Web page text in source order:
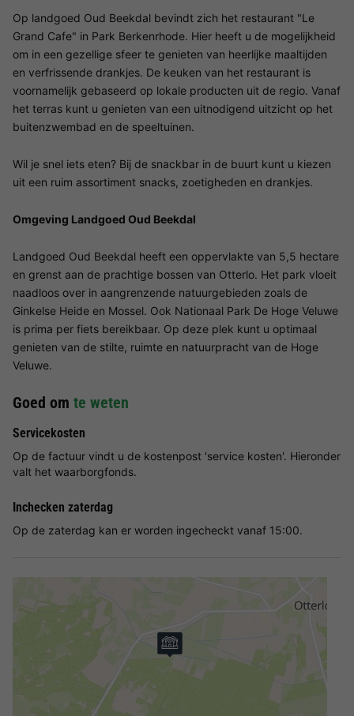
Op landgoed Oud Beekdal bevindt zich het restaurant "Le
Grand Cafe" in Park Berkenrhode. Hier heeft u de mogelijkheid
om in een gezellige sfeer te genieten van heerlijke maaltijden
en verfrissende drankjes. De keuken van het restaurant is
voornamelijk gebaseerd op lokale producten uit de regio. Vanaf
het terras kunt u genieten van een uitnodigend uitzicht op het
buitenzwembad en de speeltuinen.
Wil je snel iets eten? Bij de snackbar in de buurt kunt u kiezen
uit een ruim assortiment snacks, zoetigheden en drankjes.
Omgeving Landgoed Oud Beekdal
Landgoed Oud Beekdal heeft een oppervlakte van 5,5 hectare
en grenst aan de prachtige bossen van Otterlo. Het park vloeit
naadloos over in aangrenzende natuurgebieden zoals de
Ginkelse Heide en Mossel. Ook Nationaal Park De Hoge Veluwe
is prima per fiets bereikbaar. Op deze plek kunt u optimaal
genieten van de stilte, ruimte en natuurpracht van de Hoge
Veluwe.
Goed om te weten
Servicekosten
Op de factuur vindt u de kostenpost 'service kosten'. Hieronder
valt het waarborgfonds.
Inchecken zaterdag
Op de zaterdag kan er worden ingecheckt vanaf 15:00.